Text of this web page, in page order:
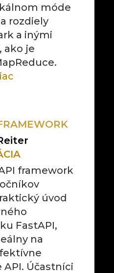
móde
rozdiely
a inými
ako je
framework
úvod
FastAPI,
na
API. Účastníci